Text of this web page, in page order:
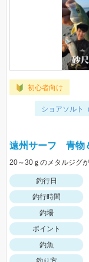
初心者向け
ショアソルト
遠州サーフ 青物
20～30ｇのメタルジグ
釣行日
釣行時間
釣場
ポイント
釣魚